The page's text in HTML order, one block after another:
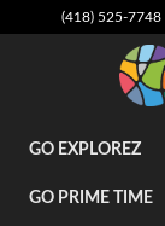
(418) 525-7748
GO EXPLOREZ
GO PRIME TIME